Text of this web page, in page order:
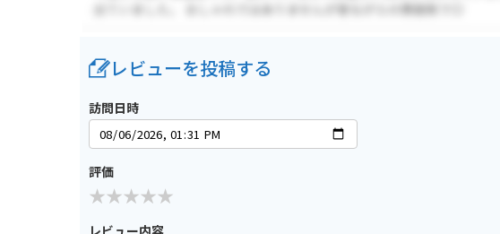
レビューを投稿する
訪問日時
評価
レビュー内容